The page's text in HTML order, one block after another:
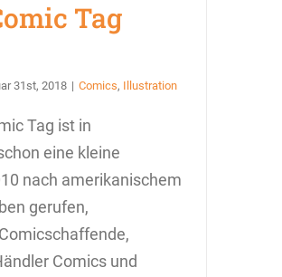
Tag
31st, 2018 | Comics, Illustration
Tag ist in
eine kleine
nach amerikanischem
gerufen,
Comics und